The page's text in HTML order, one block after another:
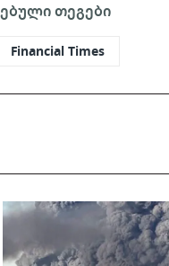
თეგები
Financial Times